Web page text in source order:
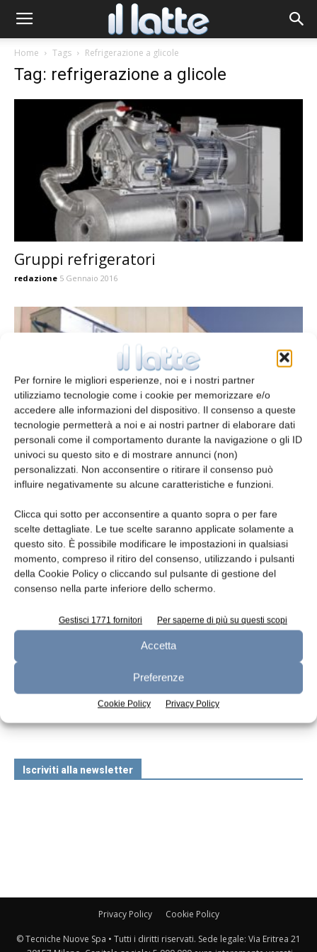
Per fornire le migliori esperienze, noi e i nostri partner
utilizziamo tecnologie come i cookie per memorizzare e/o
accedere alle informazioni del dispositivo. Il consenso a queste
tecnologie permetterà a noi e ai nostri partner di elaborare dati
personali come il comportamento durante la navigazione o gli ID
univoci su questo sito e di mostrare annunci (non)
personalizzati. Non acconsentire o ritirare il consenso può
influire negativamente su alcune caratteristiche e funzioni.
Clicca qui sotto per acconsentire a quanto sopra o per fare
scelte dettagliate. Le tue scelte saranno applicate solamente a
questo sito. È possibile modificare le impostazioni in qualsiasi
momento, compreso il ritiro del consenso, utilizzando i pulsanti
della Cookie Policy o cliccando sul pulsante di gestione del
consenso nella parte inferiore dello schermo.
Gestisci 1771 fornitori Per saperne di più su questi scopi
Accetta
Preferenze
Cookie Policy Privacy Policy
Home Tags Refrigerazione a glicole
Tag: refrigerazione a glicole
Gruppi refrigeratori
redazione 5 Gennaio 2016
Refrigerazione a glicole
redazione 3 Settembre 2013
Leggi la rivista
Edicola Web
Iscriviti alla newsletter
Privacy Policy Cookie Policy
© Tecniche Nuove Spa • Tutti i diritti riservati. Sede legale: Via Eritrea 21